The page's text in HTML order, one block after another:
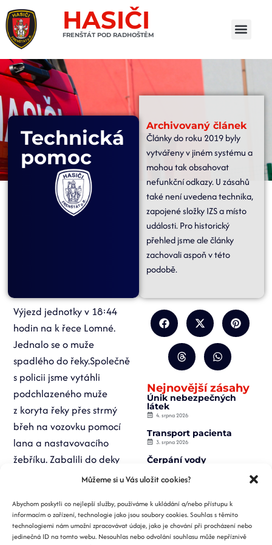
Můžeme si u Vás uložit cookies?
Abychom poskytli co nejlepší služby, používáme k ukládání a/nebo přístupu k
informacím o zařízení, technologie jako jsou soubory cookies. Souhlas s těmito
technologiemi nám umožní zpracovávat údaje, jako je chování při procházení nebo
jedinečná ID na tomto webu. Nesouhlas nebo odvolání souhlasu může nepříznivě
HASIČI
FRENŠTÁT POD RADHOŠTĚM
Technická
pomoc
Archivovaný článek
Články do roku 2019 byly
vytvářeny v jiném systému a
mohou tak obsahovat
nefunkční odkazy. U zásahů
také není uvedena technika,
zapojené složky IZS a místo
události. Pro historický
přehled jsme ale články
zachovali aspoň v této
podobě.
Výjezd jednotky v 18:44
hodin na k řece Lomné.
Jednalo se o muže
spadlého do řeky.Společně
s policii jsme vytáhli
podchlazeného muže
z koryta řeky přes strmý
břeh na vozovku pomocí
lana a nastavovacího
žebříku. Zabalili do deky
na páteřové desce
příjezdu ZZS jsme
pacienta převezli na
nosítkách do vozidla ZZS.
Nejnovější zásahy
Únik nebezpečných
látek
4. srpna 2026
Transport pacienta
3. srpna 2026
Čerpání vody
Záchrana osoby z
2. srpna 2026
Požár nízké budovy
1. srpna 2026